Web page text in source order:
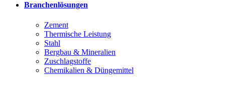
Branchenlösungen
Zement
Thermische Leistung
Stahl
Bergbau & Mineralien
Zuschlagstoffe
Chemikalien & Düngemittel